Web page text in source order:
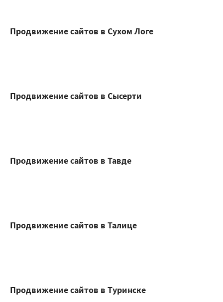
Продвижение сайтов в Сухом Логе
Продвижение сайтов в Сысерти
Продвижение сайтов в Тавде
Продвижение сайтов в Талице
Продвижение сайтов в Туринске